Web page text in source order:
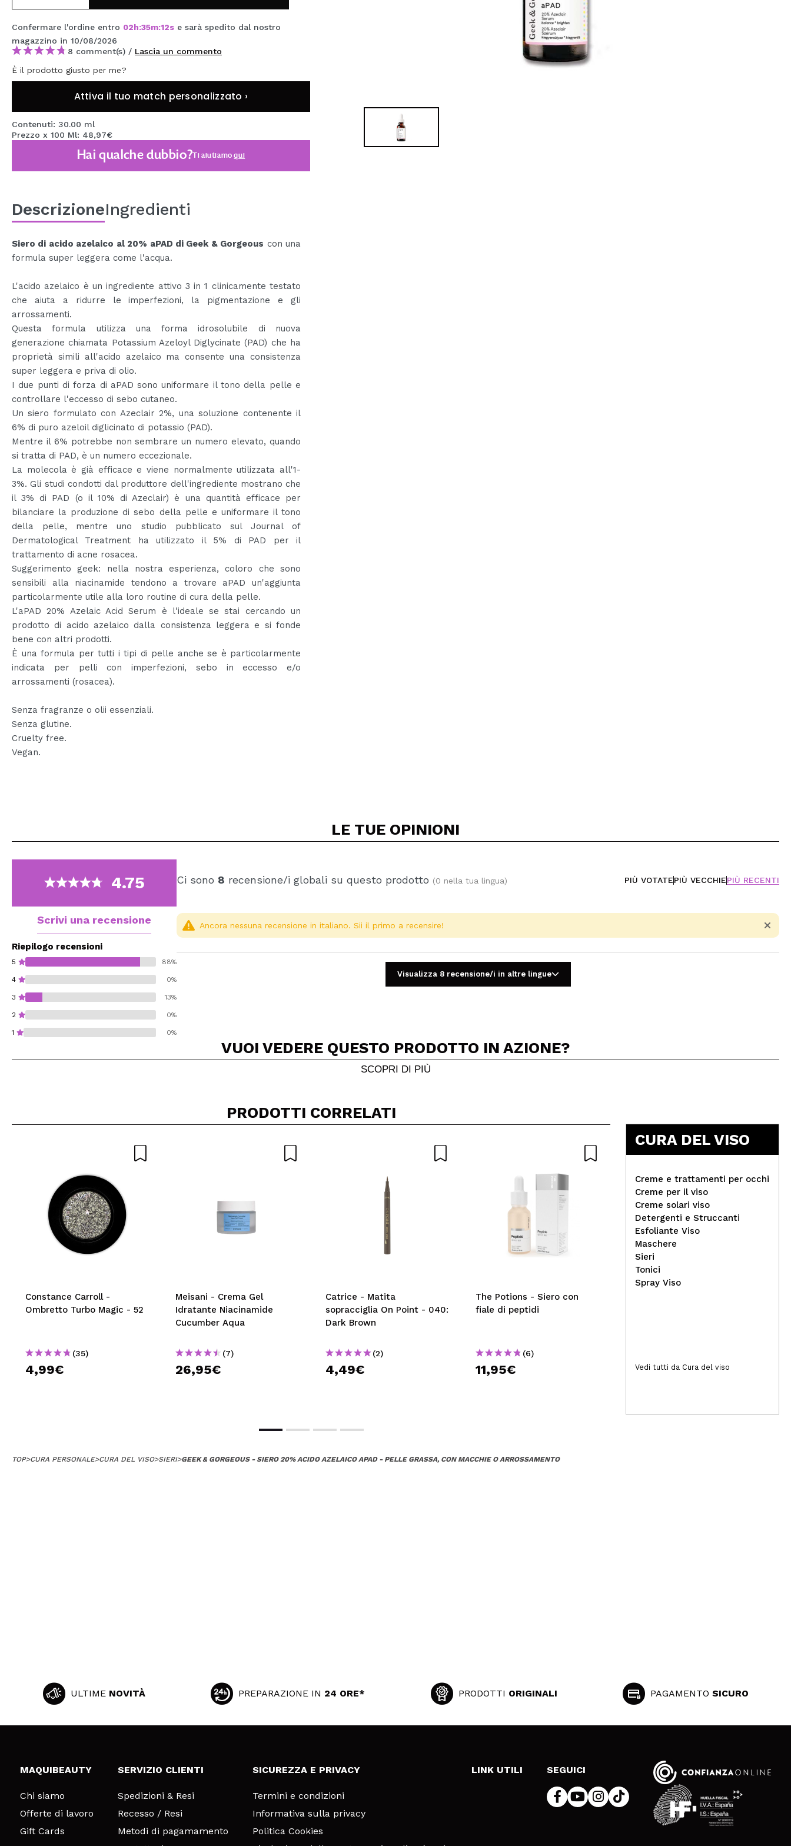
MAQUIFARMA
KOREA ZONE
TRAVEL SIZE
NATURE
SPECIALE
SONO TORNATI!
BLOG
CREARE UN ACCOUNT
Confermare l'ordine entro 02h:35m:11se sarà spedito dal nostro
magazzino in 10/08/2026
8 comment(s) / Lascia un commento
È il prodotto giusto per me?
Attiva il tuo match personalizzato ›
Contenuti: 30.00 ml
Prezzo x 100 Ml: 48,97€
Hai qualche dubbio?Ti aiutiamoqui
DescrizioneIngredienti
Siero di acido azelaico al 20% aPAD di Geek & Gorgeous con una
formula super leggera come l'acqua.
L'acido azelaico è un ingrediente attivo 3 in 1 clinicamente testato
che aiuta a ridurre le imperfezioni, la pigmentazione e gli
arrossamenti.
Questa formula utilizza una forma idrosolubile di nuova
generazione chiamata Potassium Azeloyl Diglycinate (PAD) che ha
proprietà simili all'acido azelaico ma consente una consistenza
super leggera e priva di olio.
I due punti di forza di aPAD sono uniformare il tono della pelle e
controllare l'eccesso di sebo cutaneo.
Un siero formulato con Azeclair 2%, una soluzione contenente il
6% di puro azeloil diglicinato di potassio (PAD).
Mentre il 6% potrebbe non sembrare un numero elevato, quando
si tratta di PAD, è un numero eccezionale.
La molecola è già efficace e viene normalmente utilizzata all'1-
3%. Gli studi condotti dal produttore dell'ingrediente mostrano che
il 3% di PAD (o il 10% di Azeclair) è una quantità efficace per
bilanciare la produzione di sebo della pelle e uniformare il tono
della pelle, mentre uno studio pubblicato sul Journal of
Dermatological Treatment ha utilizzato il 5% di PAD per il
trattamento di acne rosacea.
Suggerimento geek: nella nostra esperienza, coloro che sono
sensibili alla niacinamide tendono a trovare aPAD un'aggiunta
particolarmente utile alla loro routine di cura della pelle.
L'aPAD 20% Azelaic Acid Serum è l'ideale se stai cercando un
prodotto di acido azelaico dalla consistenza leggera e si fonde
bene con altri prodotti.
È una formula per tutti i tipi di pelle anche se è particolarmente
indicata per pelli con imperfezioni, sebo in eccesso e/o
arrossamenti (rosacea).
Senza fragranze o olii essenziali.
Senza glutine.
Cruelty free.
Vegan.
LE TUE OPINIONI
4.75
Scrivi una recensione
Riepilogo recensioni
5 88%
4 0%
3 13%
2 0%
1 0%
Ci sono 8 recensione/i globali su questo prodotto (0 nella tua lingua) PIÙ VOTATEPIÙ VECCHIEPIÙ RECENTI
Condividi un video o una foto
Il tuo video potrebbe essere il primo. Immaginalo...
INVIA
Ancora nessuna recensione in italiano. Sii il primo a recensire!
Visualizza 8 recensione/i in altre lingue
VUOI VEDERE QUESTO PRODOTTO IN AZIONE?
SCOPRI DI PIÙ
PRODOTTI CORRELATI
Constance Carroll -
Ombretto Turbo Magic - 52
(35)
4,99€
Meisani - Crema Gel
Idratante Niacinamide
Cucumber Aqua
(7)
26,95€
Catrice - Matita
sopracciglia On Point - 040:
Dark Brown
(2)
4,49€
The Potions - Siero con
fiale di peptidi
(6)
11,95€
Technic Cosmetics - Cream
Blush Cheek - Angel
1,99€
CURA DEL VISO
Creme e trattamenti per occhi
Creme per il viso
Creme solari viso
Detergenti e Struccanti
Esfoliante Viso
Maschere
Sieri
Tonici
Spray Viso
Vedi tutti da Cura del viso
TOP>CURA PERSONALE>CURA DEL VISO>SIERI>GEEK & GORGEOUS - SIERO 20% ACIDO AZELAICO APAD - PELLE GRASSA, CON MACCHIE O ARROSSAMENTO
ULTIME NOVITÀ PREPARAZIONE IN 24 ORE* PRODOTTI ORIGINALI PAGAMENTO SICURO
MAQUIBEAUTY
Chi siamo
Offerte di lavoro
Gift Cards
SERVIZIO CLIENTI
Spedizioni & Resi
Recesso / Resi
Metodi di pagamamento
SICUREZZA E PRIVACY
Termini e condizioni
Informativa sulla privacy
Politica Cookies
LINK UTILI SEGUICI